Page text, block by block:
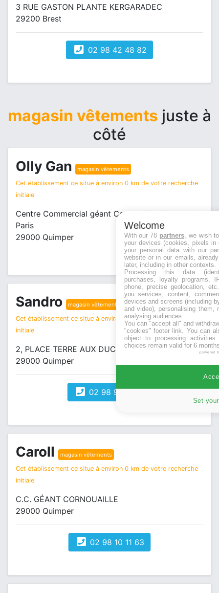
3 RUE GASTON PLANTE KERGARADEC
29200 Brest
02 98 42 48 82
magasin vêtements juste à
côté
Olly Gan magasin vêtements
Cet établissement ce situe à environ 0 km de votre recherche
initiale
Centre Commercial géant Cornouaille 14 route de
Paris
29000 Quimper
Sandro magasin vêtements
Cet établissement ce situe à environ 0 km de votre recherche
initiale
2, PLACE TERRE AUX DUCS
29000 Quimper
02 98 98 71 67
Caroll magasin vêtements
Cet établissement ce situe à environ 0 km de votre recherche
initiale
C.C. GÉANT CORNOUAILLE
29000 Quimper
02 98 10 11 63
Welcome
With our 78 partners, we wish
your devices (cookies, pixels
your personal data with our
website or in our emails,
later, including in other contexts.
Processing this data
purchases, loyalty programs,
phone, precise geolocation,
you services, content,
devices and screens (including
and video), personalising them,
analysing audiences.
You can "accept all" and
"cookies" footer link . You can
object to processing
choices remain valid for 6
powered
Set